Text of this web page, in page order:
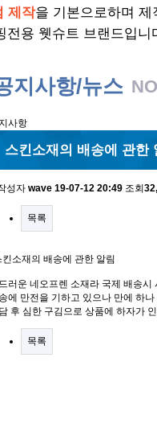
제작을 기본으로하며
전용 웻슈트 브랜드입니
지사항/뉴스
사항
스킨소재의 배송에 관한
성자 wave 19-07-12 20:49 조회
목록
킨소재의 배송에 관한 알림
러운 네오프렌 소재라 국제 배송
에 만전을 기하고 있으나 만에 하
후 심한 구김으로 상품에 하자가
목록